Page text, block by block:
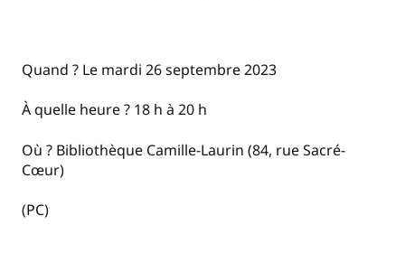
Quand ? Le mardi 26 septembre 2023
À quelle heure ? 18 h à 20 h
Où ? Bibliothèque Camille-Laurin (84, rue Sacré-
Cœur)
(PC)